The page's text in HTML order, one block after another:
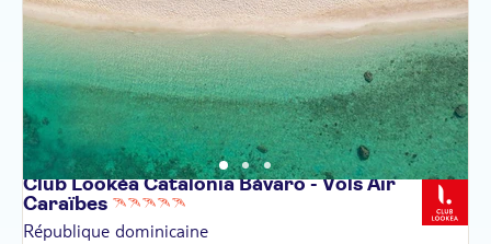
Club Lookéa Catalonia Bávaro - Vols Air
Caraïbes
République dominicaine